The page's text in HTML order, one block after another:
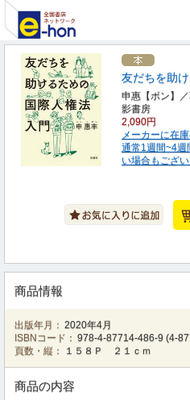
友だちを助
申惠【ボン】
影書房
2,090円
メーカーに在
通常1週間~4
い場合もござ
商品情報
出版年月： 2020年4月
ISBNコード： 978-4-87714-486-9 (4-
頁数・縦：
１５８Ｐ ２１ｃｍ
商品の内容